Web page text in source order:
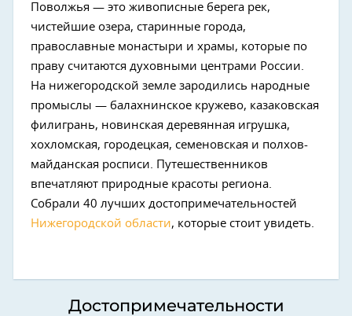
Поволжья — это живописные берега рек,
чистейшие озера, старинные города,
православные монастыри и храмы, которые по
праву считаются духовными центрами России.
На нижегородской земле зародились народные
промыслы — балахнинское кружево, казаковская
филигрань, новинская деревянная игрушка,
хохломская, городецкая, семеновская и полхов-
майданская росписи. Путешественников
впечатляют природные красоты региона.
Собрали 40 лучших достопримечательностей
Нижегородской области, которые стоит увидеть.
Достопримечательности